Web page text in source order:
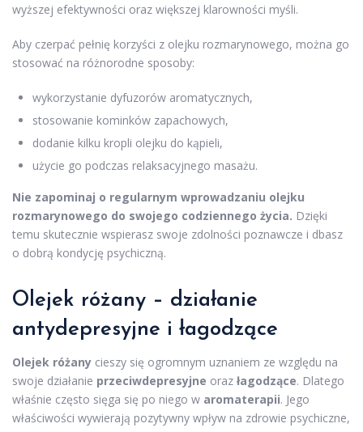
wyższej efektywności oraz większej klarowności myśli.
Aby czerpać pełnię korzyści z olejku rozmarynowego, można go
stosować na różnorodne sposoby:
wykorzystanie dyfuzorów aromatycznych,
stosowanie kominków zapachowych,
dodanie kilku kropli olejku do kąpieli,
użycie go podczas relaksacyjnego masażu.
Nie zapominaj o regularnym wprowadzaniu olejku
rozmarynowego do swojego codziennego życia. Dzięki
temu skutecznie wspierasz swoje zdolności poznawcze i dbasz
o dobrą kondycję psychiczną.
Olejek różany – działanie
antydepresyjne i łagodzące
Olejek różany cieszy się ogromnym uznaniem ze względu na
swoje działanie przeciwdepresyjne oraz łagodzące. Dlatego
właśnie często sięga się po niego w aromaterapii. Jego
właściwości wywierają pozytywny wpływ na zdrowie psychiczne,